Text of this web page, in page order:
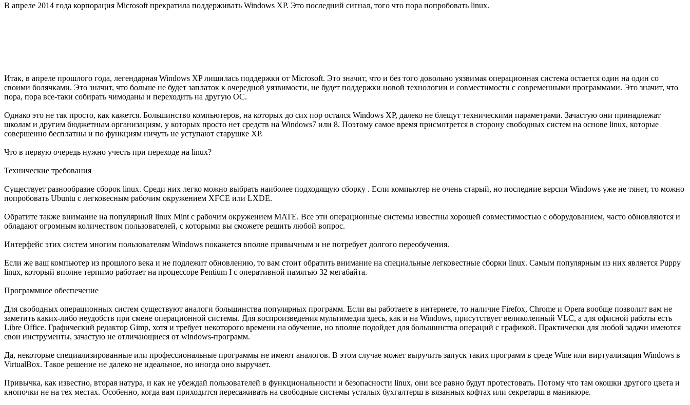
В апреле 2014 года корпорация Microsoft прекратила поддерживать Windows XP. Это последний сигнал, того что пора попробовать linux.
Итак, в апреле прошлого года, легендарная Windows XP лишилась поддержки от Microsoft. Это значит, что и без того довольно уязвимая операционная система остается один на один со
своими болячками. Это значит, что больше не будет заплаток к очередной уязвимости, не будет поддержки новой технологии и совместимости с современными программами. Это значит, что
пора, пора все-таки собирать чимоданы и переходить на другую ОС.
Однако это не так просто, как кажется. Большинство компьютеров, на которых до сих пор остался Windows XP, далеко не блещут техническими параметрами. Зачастую они принадлежат
школам и другим бюджетным организациям, у которых просто нет средств на Windows7 или 8. Поэтому самое время присмотрется в сторону свободных систем на основе linux, которые
совершенно бесплатны и по функциям ничуть не уступают старушке XP.
Что в первую очередь нужно учесть при переходе на linux?
Технические требования
Существует разнообразие сборок linux. Среди них легко можно выбрать наиболее подходящую сборку . Если компьютер не очень старый, но последние версии Windows уже не тянет, то можно
попробовать Ubuntu c легковесным рабочим окружением XFCE или LXDE.
Обратите также внимание на популярный linux Mint с рабочим окружением MATE. Все эти операционные системы известны хорошей совместимостью с оборудованием, часто обновляются и
обладают огромным количеством пользователей, с которыми вы сможете решить любой вопрос.
Интерфейс этих систем многим пользователям Windows покажется вполне привычным и не потребует долгого переобучения.
Если же ваш компьютер из прошлого века и не подлежит обновлению, то вам стоит обратить внимание на специальные легковестные сборки linux. Самым популярным из них является Puppy
linux, который вполне терпимо работает на процессоре Pentium I с оперативной памятью 32 мегабайта.
Программное обеспечение
Для свободных операционных систем существуют аналоги большинства популярных программ. Если вы работаете в интернете, то наличие Firefox, Chrome и Opera вообще позволит вам не
заметить каких-либо неудобств при смене операционной системы. Для воспроизведения мультимедиа здесь, как и на Windows, присутствует великолепный VLC, а для офисной работы есть
Libre Office. Графический редактор Gimp, хотя и требует некоторого времени на обучение, но вполне подойдет для большинства операций с графикой. Практически для любой задачи имеются
свои инструменты, зачастую не отличающиеся от windows-программ.
Да, некоторые специализированные или профессиональные программы не имеют аналогов. В этом случае может выручить запуск таких программ в среде Wine или виртуализация Windows в
VirtualBox. Такое решение не далеко не идеальное, но иногда оно выручает.
Привычка, как известно, вторая натура, и как не убеждай пользователей в функциональности и безопасности linux, они все равно будут протестовать. Потому что там окошки другого цвета и
кнопочки не на тех местах. Особенно, когда вам приходится пересаживать на свободные системы усталых бухгалтерш в вязанных кофтах или секретарш в маникюре.